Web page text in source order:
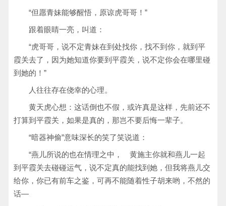
“但愿青妹能够醒悟，原谅虎哥哥！”
跟着眼睛一亮，叫道：
“虎哥哥，说不定青妹在到处找你，找不到你，就到平
霞关去了，因为她知道你要到平霞关，说不定你会在哪里碰
到她的！”
人往往存在侥幸的心理。
黄天虎心想：这话倒也不假，或许真是这样，先前还不
打算到平霞关，如果是真的，那岂不要后悔一辈子。
“暗器神偷”意味深长的笑了笑说道：
“燕儿所说的也在情理之中， 黄施主你就和燕儿一起
到平霞关去碰碰运气，说不定真的能找到她，但我将燕儿交
给你，你已有前车之鉴，可再不能随着性子胡来哟，不然的
话—